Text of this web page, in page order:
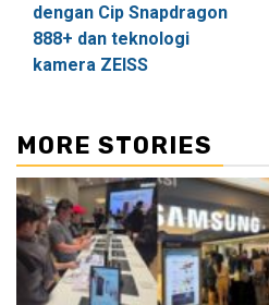
dengan Cip Snapdragon
888+ dan teknologi
kamera ZEISS
MORE STORIES